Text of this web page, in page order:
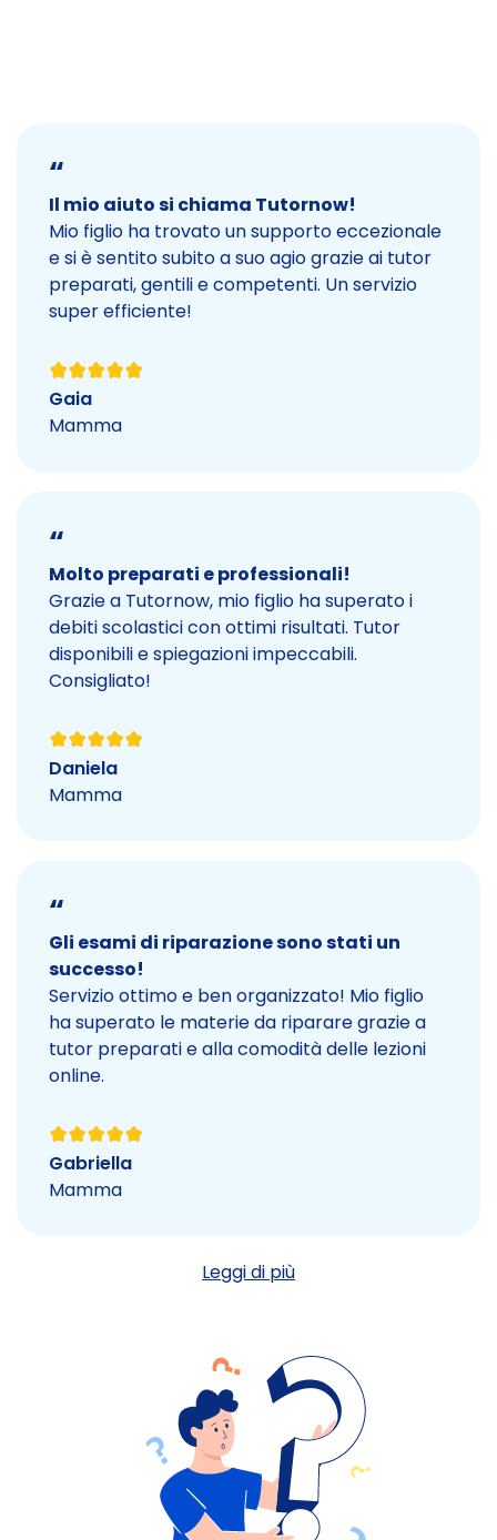
“
Il mio aiuto si chiama Tutornow!
Mio figlio ha trovato un supporto eccezionale
e si è sentito subito a suo agio grazie ai tutor
preparati, gentili e competenti. Un servizio
super efficiente!
Gaia
Mamma
“
Molto preparati e professionali!
Grazie a Tutornow, mio figlio ha superato i
debiti scolastici con ottimi risultati. Tutor
disponibili e spiegazioni impeccabili.
Consigliato!
Daniela
Mamma
“
Gli esami di riparazione sono stati un
successo!
Servizio ottimo e ben organizzato! Mio figlio
ha superato le materie da riparare grazie a
tutor preparati e alla comodità delle lezioni
online.
Gabriella
Mamma
Leggi di più